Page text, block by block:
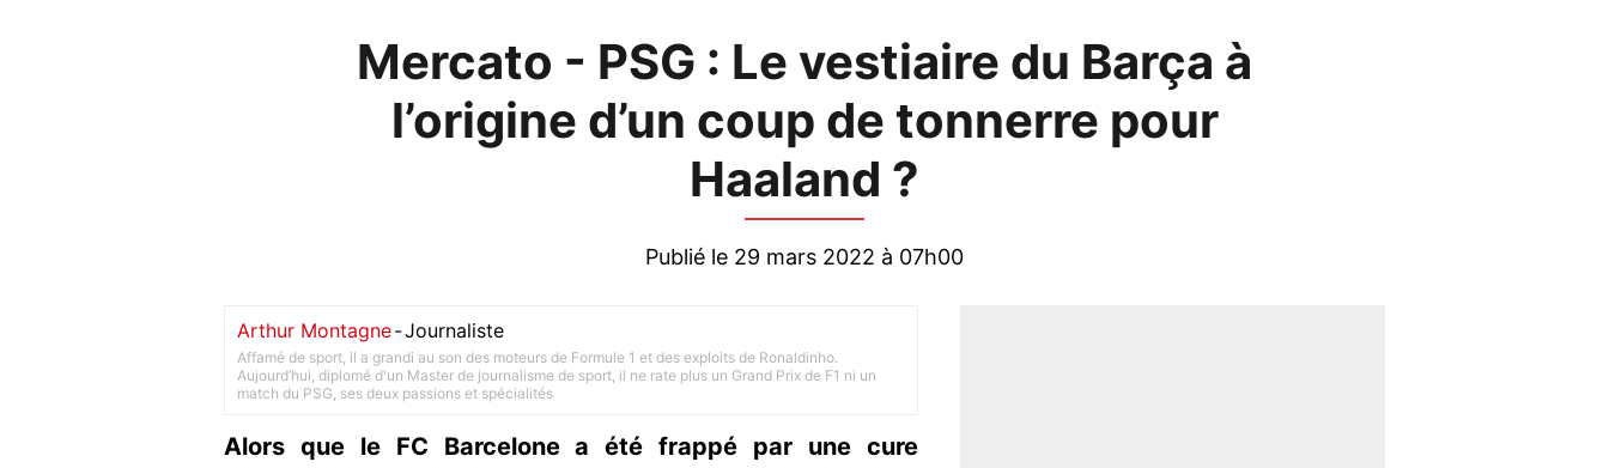
Mercato - PSG : Le vestiaire du Barça à
l’origine d’un coup de tonnerre pour
Haaland ?
Publié le 29 mars 2022 à 07h00
Arthur Montagne-Journaliste
Affamé de sport, il a grandi au son des moteurs de Formule 1 et des exploits de Ronaldinho.
Aujourd’hui, diplomé d'un Master de journalisme de sport, il ne rate plus un Grand Prix de F1 ni un
match du PSG, ses deux passions et spécialités
Alors que le FC Barcelone a été frappé par une cure